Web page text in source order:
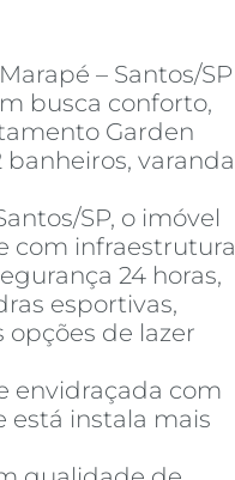
– Santos/SP
busca conforto,
Garden
banheiros, varanda
SP, o imóvel
com infraestrutura
24 horas,
esportivas,
de lazer
envidraçada com
está instala mais